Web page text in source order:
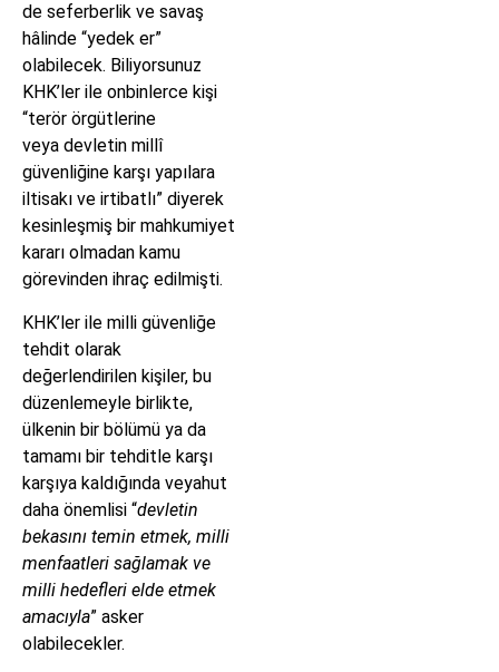
de seferberlik ve savaş
hâlinde “yedek er”
olabilecek. Biliyorsunuz
KHK’ler ile onbinlerce kişi
“terör örgütlerine
veya devletin millî
güvenliğine karşı yapılara
iltisakı ve irtibatlı” diyerek
kesinleşmiş bir mahkumiyet
kararı olmadan kamu
görevinden ihraç edilmişti.
KHK’ler ile milli güvenliğe
tehdit olarak
değerlendirilen kişiler, bu
düzenlemeyle birlikte,
ülkenin bir bölümü ya da
tamamı bir tehditle karşı
karşıya kaldığında veyahut
daha önemlisi “devletin
bekasını temin etmek, milli
menfaatleri sağlamak ve
milli hedefleri elde etmek
amacıyla” asker
olabilecekler.